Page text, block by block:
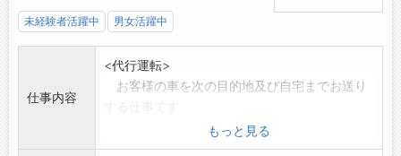
未経験者活躍中 男女活躍中
仕事内容
<代行運転>
お客様の車を次の目的地及び自宅までお送り
*2人1組での業務となります
*料金メーター全車搭載、同業務を20台体制で
もっと見る